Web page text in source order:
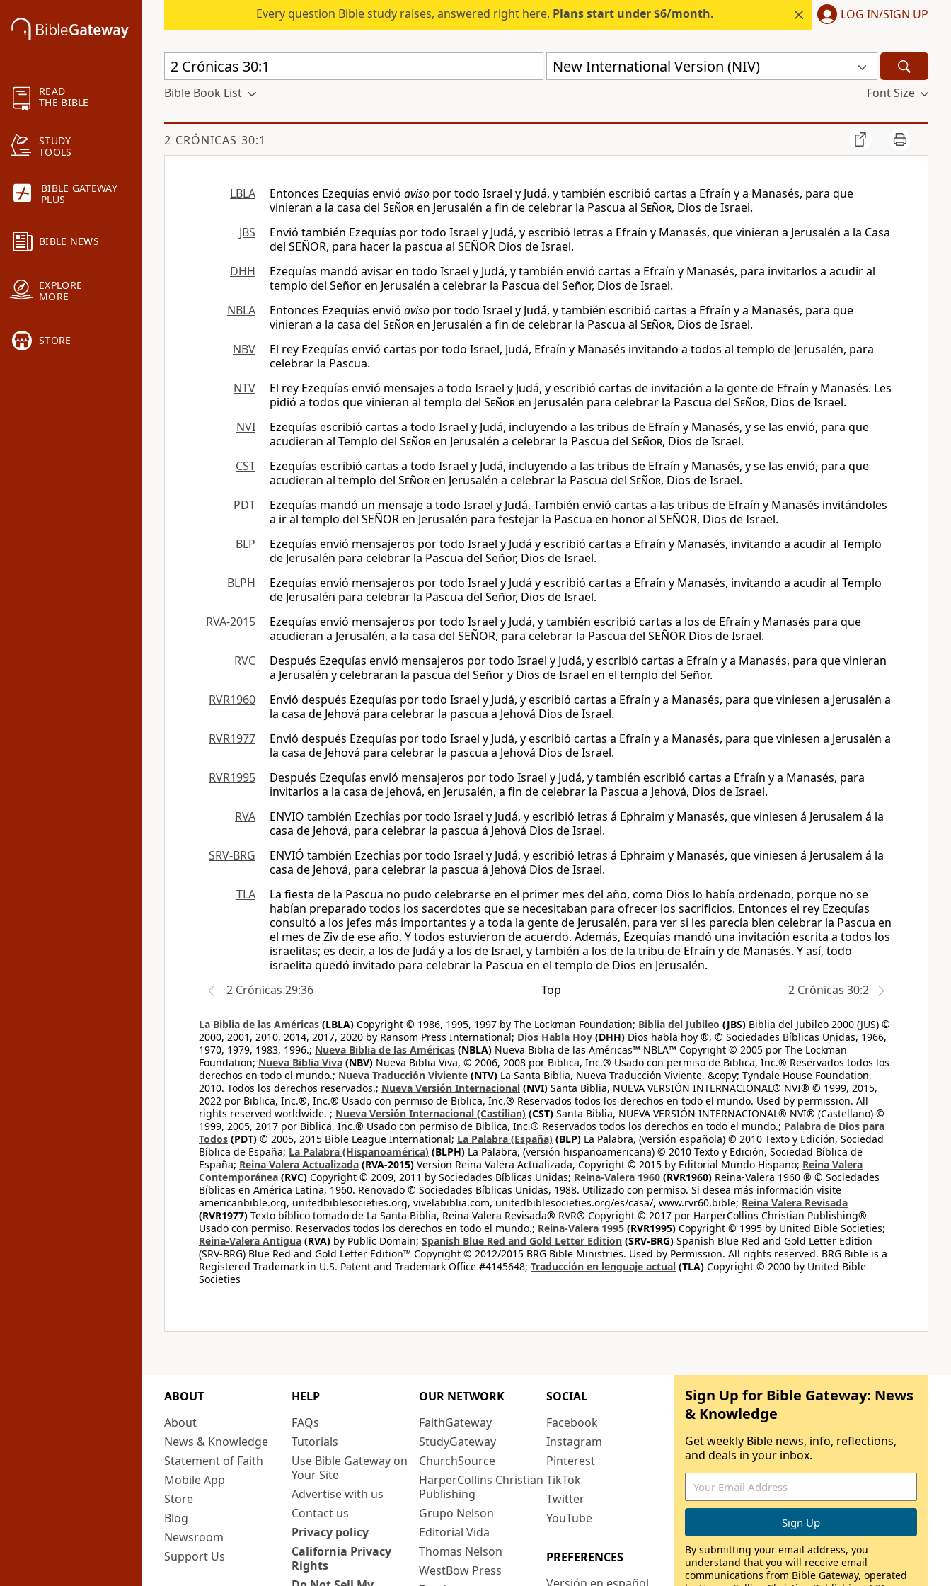
READ
THE BIBLE
STUDY
TOOLS
BIBLE GATEWAY
PLUS
BIBLE NEWS
EXPLORE
MORE
STORE
Every question Bible study raises, answered right here. Plans start under $6/month. LOG IN/SIGN UP
New International Version (NIV)
Bible Book List Font Size
2 CRÓNICAS 30:1
LBLA Entonces Ezequías envió aviso por todo Israel y Judá, y también escribió cartas a Efraín y a Manasés, para que
vinieran a la casa del Señoren Jerusalén a fin de celebrar la Pascua al Señor, Dios de Israel.
JBS
Envió también Ezequías por todo Israel y Judá, y escribió letras a Efraín y Manasés, que vinieran a Jerusalén a la Casa
del SEÑOR, para hacer la pascua al SEÑOR Dios de Israel.
DHH
Ezequías mandó avisar en todo Israel y Judá, y también envió cartas a Efraín y Manasés, para invitarlos a acudir al
templo del Señor en Jerusalén a celebrar la Pascua del Señor, Dios de Israel.
NBLA
Entonces Ezequías envió aviso por todo Israel y Judá, y también escribió cartas a Efraín y a Manasés, para que
vinieran a la casa del Señoren Jerusalén a fin de celebrar la Pascua al Señor, Dios de Israel.
NBV
El rey Ezequías envió cartas por todo Israel, Judá, Efraín y Manasés invitando a todos al templo de Jerusalén, para
celebrar la Pascua.
NTV
El rey Ezequías envió mensajes a todo Israel y Judá, y escribió cartas de invitación a la gente de Efraín y Manasés. Les
pidió a todos que vinieran al templo del Señoren Jerusalén para celebrar la Pascua del Señor, Dios de Israel.
NVI
Ezequías escribió cartas a todo Israel y Judá, incluyendo a las tribus de Efraín y Manasés, y se las envió, para que
acudieran al Templo del Señoren Jerusalén a celebrar la Pascua del Señor, Dios de Israel.
CST
Ezequías escribió cartas a todo Israel y Judá, incluyendo a las tribus de Efraín y Manasés, y se las envió, para que
acudieran al templo del Señoren Jerusalén a celebrar la Pascua del Señor, Dios de Israel.
PDT
Ezequías mandó un mensaje a todo Israel y Judá. También envió cartas a las tribus de Efraín y Manasés invitándoles
a ir al templo del SEÑOR en Jerusalén para festejar la Pascua en honor al SEÑOR, Dios de Israel.
BLP
Ezequías envió mensajeros por todo Israel y Judá y escribió cartas a Efraín y Manasés, invitando a acudir al Templo
de Jerusalén para celebrar la Pascua del Señor, Dios de Israel.
BLPH
Ezequías envió mensajeros por todo Israel y Judá y escribió cartas a Efraín y Manasés, invitando a acudir al Templo
de Jerusalén para celebrar la Pascua del Señor, Dios de Israel.
RVA-2015
Ezequías envió mensajeros por todo Israel y Judá, y también escribió cartas a los de Efraín y Manasés para que
acudieran a Jerusalén, a la casa del SEÑOR, para celebrar la Pascua del SEÑOR Dios de Israel.
RVC
Después Ezequías envió mensajeros por todo Israel y Judá, y escribió cartas a Efraín y a Manasés, para que vinieran
a Jerusalén y celebraran la pascua del Señor y Dios de Israel en el templo del Señor.
RVR1960
Envió después Ezequías por todo Israel y Judá, y escribió cartas a Efraín y a Manasés, para que viniesen a Jerusalén a
la casa de Jehová para celebrar la pascua a Jehová Dios de Israel.
RVR1977
Envió después Ezequías por todo Israel y Judá, y escribió cartas a Efraín y a Manasés, para que viniesen a Jerusalén a
la casa de Jehová para celebrar la pascua a Jehová Dios de Israel.
RVR1995
Después Ezequías envió mensajeros por todo Israel y Judá, y también escribió cartas a Efraín y a Manasés, para
invitarlos a la casa de Jehová, en Jerusalén, a fin de celebrar la Pascua a Jehová, Dios de Israel.
RVA
ENVIO también Ezechîas por todo Israel y Judá, y escribió letras á Ephraim y Manasés, que viniesen á Jerusalem á la
casa de Jehová, para celebrar la pascua á Jehová Dios de Israel.
SRV-BRG
ENVIÓ también Ezechîas por todo Israel y Judá, y escribió letras á Ephraim y Manasés, que viniesen á Jerusalem á la
casa de Jehová, para celebrar la pascua á Jehová Dios de Israel.
TLA
La fiesta de la Pascua no pudo celebrarse en el primer mes del año, como Dios lo había ordenado, porque no se
habían preparado todos los sacerdotes que se necesitaban para ofrecer los sacrificios. Entonces el rey Ezequías
consultó a los jefes más importantes y a toda la gente de Jerusalén, para ver si les parecía bien celebrar la Pascua en
el mes de Ziv de ese año. Y todos estuvieron de acuerdo. Además, Ezequías mandó una invitación escrita a todos los
israelitas; es decir, a los de Judá y a los de Israel, y también a los de la tribu de Efraín y de Manasés. Y así, todo
israelita quedó invitado para celebrar la Pascua en el templo de Dios en Jerusalén.
2 Crónicas 29:36
Top 2 Crónicas 30:2
La Biblia de las Américas (LBLA) Copyright © 1986, 1995, 1997 by The Lockman Foundation; Biblia del Jubileo (JBS) Biblia del Jubileo 2000 (JUS) ©
2000, 2001, 2010, 2014, 2017, 2020 by Ransom Press International; Dios Habla Hoy (DHH) Dios habla hoy ®, © Sociedades Bíblicas Unidas, 1966,
1970, 1979, 1983, 1996.; Nueva Biblia de las Américas (NBLA) Nueva Biblia de las Américas™ NBLA™ Copyright © 2005 por The Lockman
Foundation; Nueva Biblia Viva (NBV) Nueva Biblia Viva, © 2006, 2008 por Biblica, Inc.® Usado con permiso de Biblica, Inc.® Reservados todos los
derechos en todo el mundo.; Nueva Traducción Viviente (NTV) La Santa Biblia, Nueva Traducción Viviente, &copy; Tyndale House Foundation,
2010. Todos los derechos reservados.; Nueva Versión Internacional (NVI) Santa Biblia, NUEVA VERSIÓN INTERNACIONAL® NVI® © 1999, 2015,
2022 por Biblica, Inc.®, Inc.® Usado con permiso de Biblica, Inc.® Reservados todos los derechos en todo el mundo. Used by permission. All
rights reserved worldwide. ; Nueva Versión Internacional (Castilian) (CST) Santa Biblia, NUEVA VERSIÓN INTERNACIONAL® NVI® (Castellano) ©
1999, 2005, 2017 por Biblica, Inc.® Usado con permiso de Biblica, Inc.® Reservados todos los derechos en todo el mundo.; Palabra de Dios para
Todos (PDT) © 2005, 2015 Bible League International; La Palabra (España) (BLP) La Palabra, (versión española) © 2010 Texto y Edición, Sociedad
Bíblica de España; La Palabra (Hispanoamérica) (BLPH) La Palabra, (versión hispanoamericana) © 2010 Texto y Edición, Sociedad Bíblica de
España; Reina Valera Actualizada (RVA-2015) Version Reina Valera Actualizada, Copyright © 2015 by Editorial Mundo Hispano; Reina Valera
Contemporánea (RVC) Copyright © 2009, 2011 by Sociedades Bíblicas Unidas; Reina-Valera 1960 (RVR1960) Reina-Valera 1960 ® © Sociedades
Bíblicas en América Latina, 1960. Renovado © Sociedades Bíblicas Unidas, 1988. Utilizado con permiso. Si desea más información visite
americanbible.org, unitedbiblesocieties.org, vivelabiblia.com, unitedbiblesocieties.org/es/casa/, www.rvr60.bible; Reina Valera Revisada
(RVR1977) Texto bíblico tomado de La Santa Biblia, Reina Valera Revisada® RVR® Copyright © 2017 por HarperCollins Christian Publishing®
Usado con permiso. Reservados todos los derechos en todo el mundo.; Reina-Valera 1995 (RVR1995) Copyright © 1995 by United Bible Societies;
Reina-Valera Antigua (RVA) by Public Domain; Spanish Blue Red and Gold Letter Edition (SRV-BRG) Spanish Blue Red and Gold Letter Edition
(SRV-BRG) Blue Red and Gold Letter Edition™ Copyright © 2012/2015 BRG Bible Ministries. Used by Permission. All rights reserved. BRG Bible is a
Registered Trademark in U.S. Patent and Trademark Office #4145648; Traducción en lenguaje actual (TLA) Copyright © 2000 by United Bible
Societies
ABOUT
About
News & Knowledge
Statement of Faith
Mobile App
Store
Blog
Newsroom
Support Us
HELP
FAQs
Tutorials
Use Bible Gateway on
Your Site
Advertise with us
Contact us
Privacy policy
California Privacy
Rights
OUR NETWORK
FaithGateway
StudyGateway
ChurchSource
HarperCollins Christian
Publishing
Grupo Nelson
Editorial Vida
Thomas Nelson
WestBow Press
SOCIAL
Facebook
Instagram
Pinterest
TikTok
Twitter
YouTube
PREFERENCES
Sign Up for Bible Gateway: News
& Knowledge
Get weekly Bible news, info, reflections,
and deals in your inbox.
By submitting your email address, you
understand that you will receive email
communications from Bible Gateway, operated